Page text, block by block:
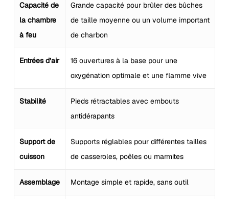
Capacité de
la chambre
à feu
Grande capacité pour brûler des bûches
de taille moyenne ou un volume important
de charbon
Entrées d’air
16 ouvertures à la base pour une
oxygénation optimale et une flamme vive
Stabilité
Pieds rétractables avec embouts
antidérapants
Support de
cuisson
Supports réglables pour différentes tailles
de casseroles, poêles ou marmites
Assemblage Montage simple et rapide, sans outil